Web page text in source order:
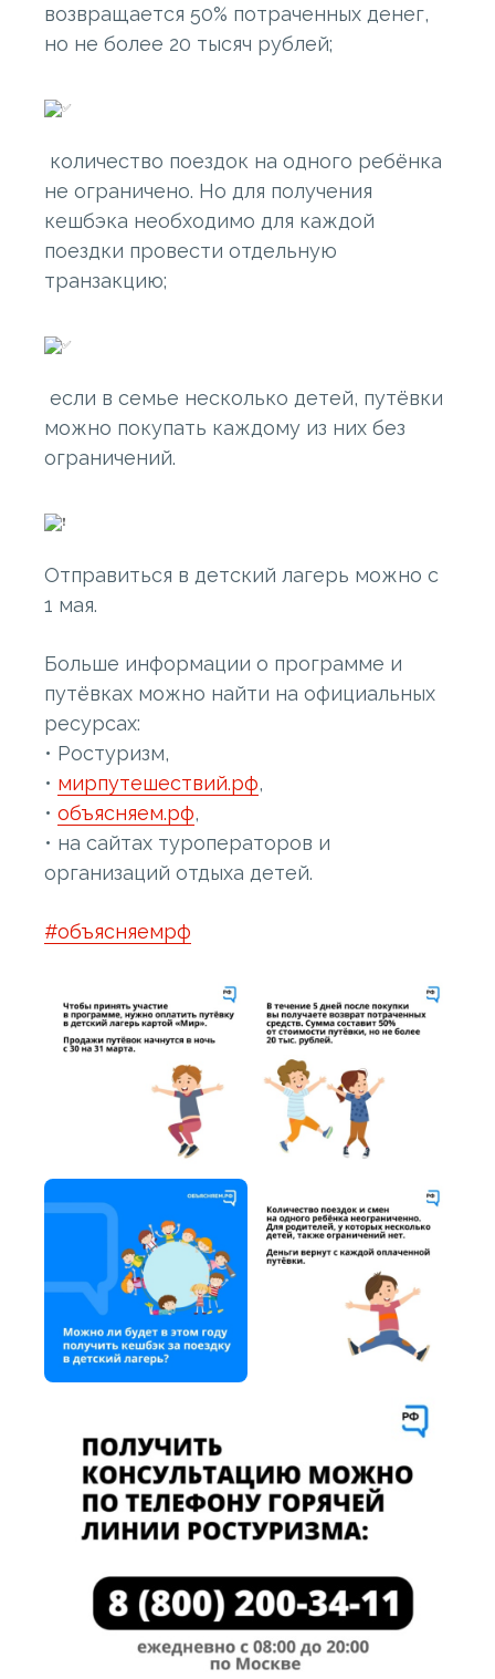
возвращается 50% потраченных денег,
но не более 20 тысяч рублей;
количество поездок на одного ребёнка
не ограничено. Но для получения
кешбэка необходимо для каждой
поездки провести отдельную
транзакцию;
если в семье несколько детей, путёвки
можно покупать каждому из них без
ограничений.
Отправиться в детский лагерь можно с
1 мая.
Больше информации о программе и
путёвках можно найти на официальных
ресурсах:
• Ростуризм,
• мирпутешествий.рф,
• объясняем.рф,
• на сайтах туроператоров и
организаций отдыха детей.
#объясняемрф